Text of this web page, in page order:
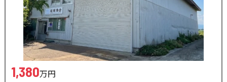
1,380万円